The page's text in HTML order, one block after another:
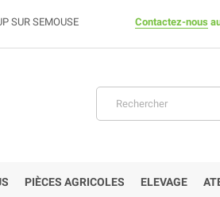
SUR SEMOUSE Contactez-nous
PIÈCES AGRICOLES ELEVAGE